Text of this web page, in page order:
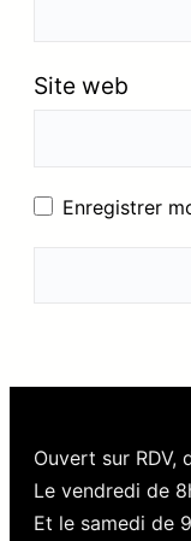
Site web
Enregistrer
Ouvert sur RDV,
Le vendredi de
Et le samedi de